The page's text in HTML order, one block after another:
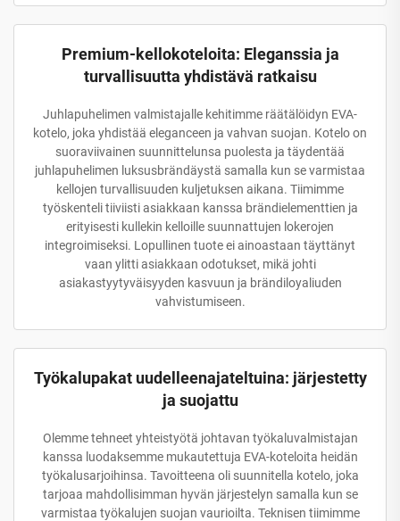
Premium-kellokoteloita: Eleganssia ja
turvallisuutta yhdistävä ratkaisu
Juhlapuhelimen valmistajalle kehitimme räätälöidyn EVA-
kotelo, joka yhdistää eleganceen ja vahvan suojan. Kotelo on
suoraviivainen suunnittelunsa puolesta ja täydentää
juhlapuhelimen luksusbrändäystä samalla kun se varmistaa
kellojen turvallisuuden kuljetuksen aikana. Tiimimme
työskenteli tiiviisti asiakkaan kanssa brändielementtien ja
erityisesti kullekin kelloille suunnattujen lokerojen
integroimiseksi. Lopullinen tuote ei ainoastaan täyttänyt
vaan ylitti asiakkaan odotukset, mikä johti
asiakastyytyväisyyden kasvuun ja brändiloyaliuden
vahvistumiseen.
Työkalupakat uudelleenajateltuina: järjestetty
ja suojattu
Olemme tehneet yhteistyötä johtavan työkaluvalmistajan
kanssa luodaksemme mukautettuja EVA-koteloita heidän
työkalusarjoihinsa. Tavoitteena oli suunnitella kotelo, joka
tarjoaa mahdollisimman hyvän järjestelyn samalla kun se
varmistaa työkalujen suojan vaurioilta. Teknisen tiimimme